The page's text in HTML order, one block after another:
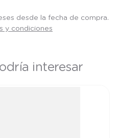
desde la fecha de compra.
y condiciones
interesar